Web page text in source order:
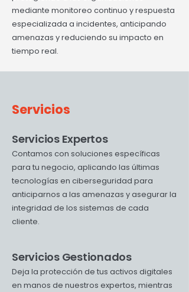
mediante monitoreo continuo y respuesta
especializada a incidentes, anticipando
amenazas y reduciendo su impacto en
tiempo real.
Servicios
Servicios Expertos
Contamos con soluciones específicas
para tu negocio, aplicando las últimas
tecnologías en ciberseguridad para
anticiparnos a las amenazas y asegurar la
integridad de los sistemas de cada
cliente.
Servicios Gestionados
Deja la protección de tus activos digitales
en manos de nuestros expertos, mientras